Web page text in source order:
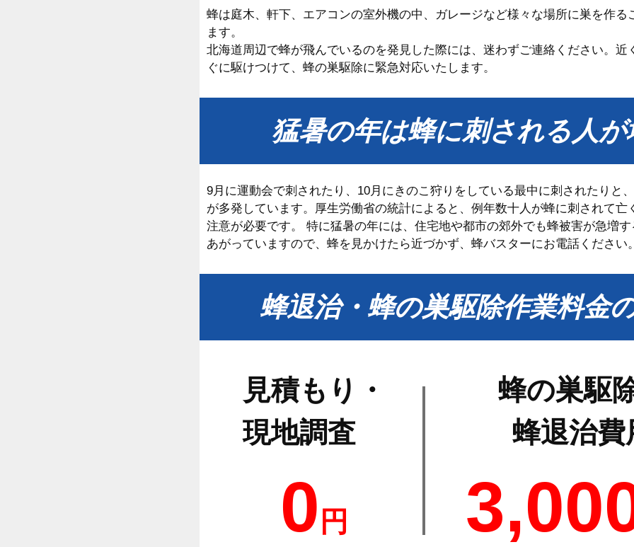
蜂は庭木、軒下、エアコンの室外機の中、ガレージなど様々な場所に巣を作る
ます。
北海道周辺で蜂が飛んでいるのを発見した際には、迷わずご連絡ください。近
ぐに駆けつけて、蜂の巣駆除に緊急対応いたします。
猛暑の年は蜂に刺される人が
9月に運動会で刺されたり、10月にきのこ狩りをしている最中に刺されたりと
が多発しています。厚生労働省の統計によると、例年数十人が蜂に刺されて亡
注意が必要です。 特に猛暑の年には、住宅地や都市の郊外でも蜂被害が急増
あがっていますので、蜂を見かけたら近づかず、蜂バスターにお電話ください
蜂退治・蜂の巣駆除作業料金
見積もり・
現地調査
0 円
蜂の巣駆
蜂退治費